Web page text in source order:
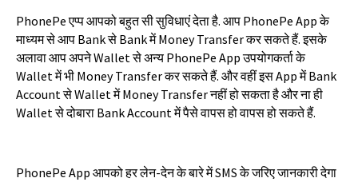
PhonePeएप्पआपकोबहुतसीसुविधाएंदेताहै. आप PhonePe Appके
माध्यमसेआप Bankसे BankमेंMoney Transferकरसकतेहैं.इसके
अलावाआपअपनेWalletसेअन्य PhonePe Appउपयोगकर्ताके
Walletमेंभी Money Transferकरसकतेहैं. औरवहींइसAppमेंBank
AccountसेWalletमेंMoney Transferनहींहोसकताहैऔरनाही
Walletसेदोबारा Bank Accountमेंपैसेवापसहोवापसहोसकतेहैं.
PhonePe App आपकोहरलेन-देनकेबारेमेंSMSकेजरिएजानकारीदेगा